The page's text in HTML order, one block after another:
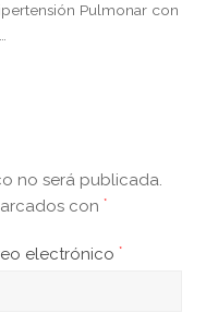
Pulmonar con
no será publicada.
con*
electrónico*